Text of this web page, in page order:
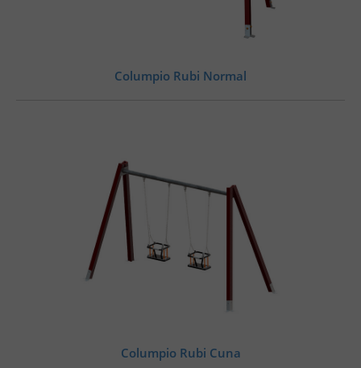
Columpio Rubi Normal
Columpio Rubi Cuna